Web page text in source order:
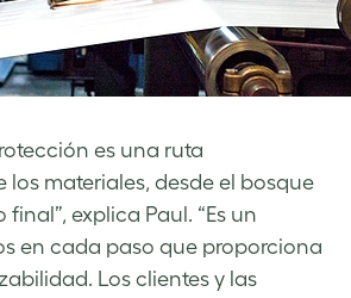
es una ruta
materiales, desde el bosque
explica Paul. “Es un
en cada paso que proporciona
Los clientes y las